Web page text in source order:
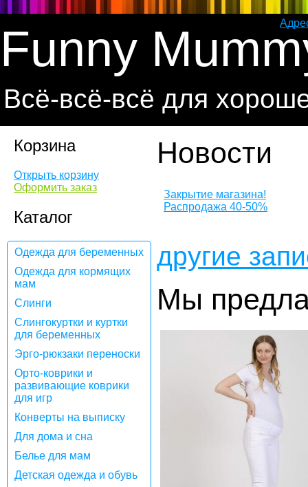
Funny
Всё-всё-всё для
Корзина
Открыть корзину
Оформить заказ
Каталог
Одежда для беременных
Одежда для кормящих
мам
Слинги
Слингокуртки и куртки
для беременных
Эрго-рюкзаки переноски
Орто-коврики и
развивающие коврики
для игр
Конверты на выписку
Для дома и сна
Белье для мам
Детская одежда и обувь
Новости
Закрытие магазина!
Распродажа 40-50%
другие
Мы